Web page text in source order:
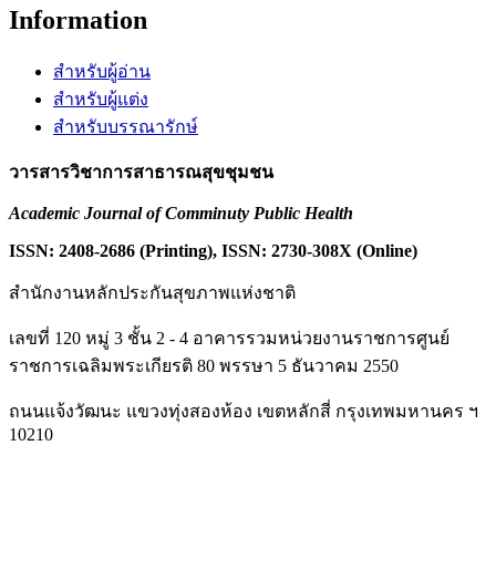
Information
สำหรับผู้อ่าน
สำหรับผู้แต่ง
สำหรับบรรณารักษ์
วารสารวิชาการสาธารณสุขชุมชน
Academic Journal of Comminuty Public Health
ISSN: 2408-2686 (Printing), ISSN: 2730-308X (Online)
สำนักงานหลักประกันสุขภาพแห่งชาติ
เลขที่ 120 หมู่ 3 ชั้น 2 - 4 อาคารรวมหน่วยงานราชการศูนย์
ราชการเฉลิมพระเกียรติ 80 พรรษา 5 ธันวาคม 2550
ถนนแจ้งวัฒนะ แขวงทุ่งสองห้อง เขตหลักสี่ กรุงเทพมหานคร ฯ
10210